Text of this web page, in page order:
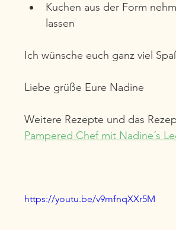
Kuchen aus der Form
lassen
Ich wünsche euch ganz viel
Liebe grüße Eure Nadine
Weitere Rezepte und das
Pampered Chef mit Nadine´s
https://youtu.be/v9mfnqXXr5M